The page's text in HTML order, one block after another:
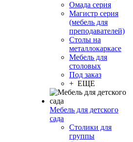
Омада серия
Магистр серия
(мебель для
преподавателей)
Столы на
металлокаркасе
Мебель для
столовых
Под заказ
+ ЕЩЕ
Мебель для детского
сада
Столики для
группы